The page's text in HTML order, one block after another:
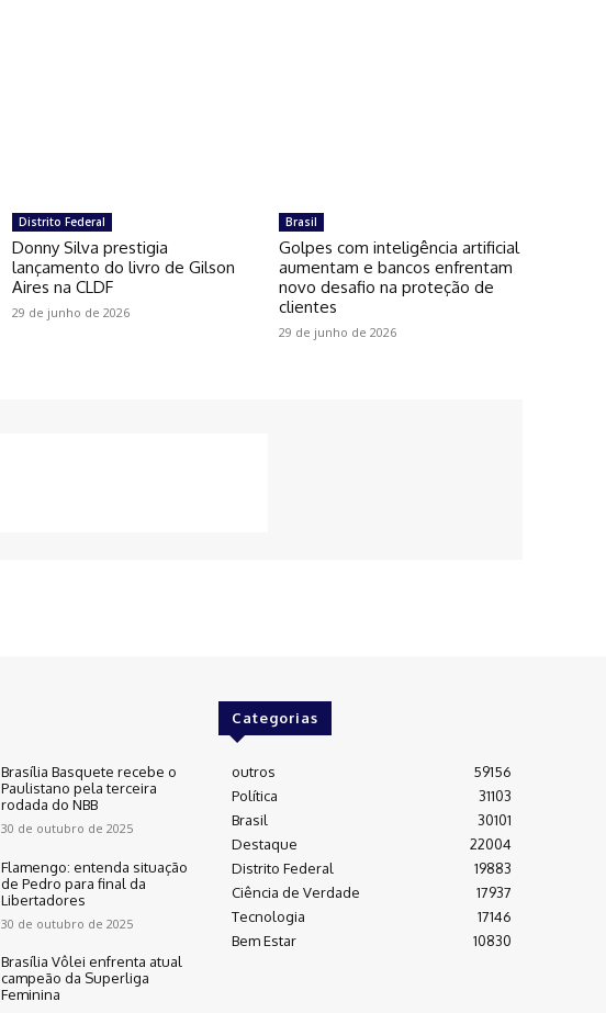
Distrito Federal
Donny Silva prestigia
lançamento do livro de Gilson
Aires na CLDF
29 de junho de 2026
Brasil
Golpes com inteligência artificial
aumentam e bancos enfrentam
novo desafio na proteção de
clientes
29 de junho de 2026
Brasília Basquete recebe o
Paulistano pela terceira
rodada do NBB
30 de outubro de 2025
Flamengo: entenda situação
de Pedro para final da
Libertadores
30 de outubro de 2025
Brasília Vôlei enfrenta atual
campeão da Superliga
Feminina
Categorias
outros
59156
Política
31103
Brasil
30101
Destaque
22004
Distrito Federal
19883
Ciência de Verdade
17937
Tecnologia
17146
Bem Estar
10830